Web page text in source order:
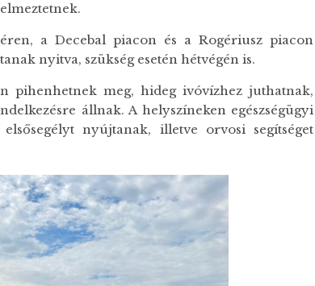
a Decebal piacon és a Rogériusz piacon
nyitva, szükség esetén hétvégén is.
pihenhetnek meg, hideg ivóvízhez juthatnak,
állnak. A helyszíneken egészségügyi
nyújtanak, illetve orvosi segítséget